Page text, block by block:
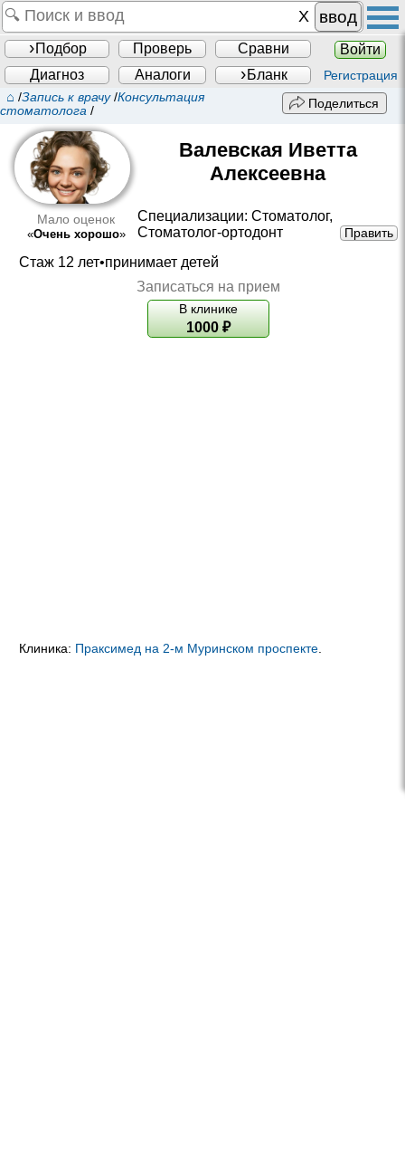
ввод
Подбор Проверь Сравни
Войти
Диагноз
Аналоги Бланк Регистрация
⌂ /Запись к врачу/Консультация
стоматолога /
Поделиться
Мало оценок
«Очень хорошо»
Валевская Иветта
Алексеевна
Специализации: Стоматолог,
Стоматолог-ортодонт
Править
Стаж 12 лет•принимает детей
Записаться на прием
В клинике
1000 ₽
Клиника: Праксимед на 2-м Муринском проспекте.